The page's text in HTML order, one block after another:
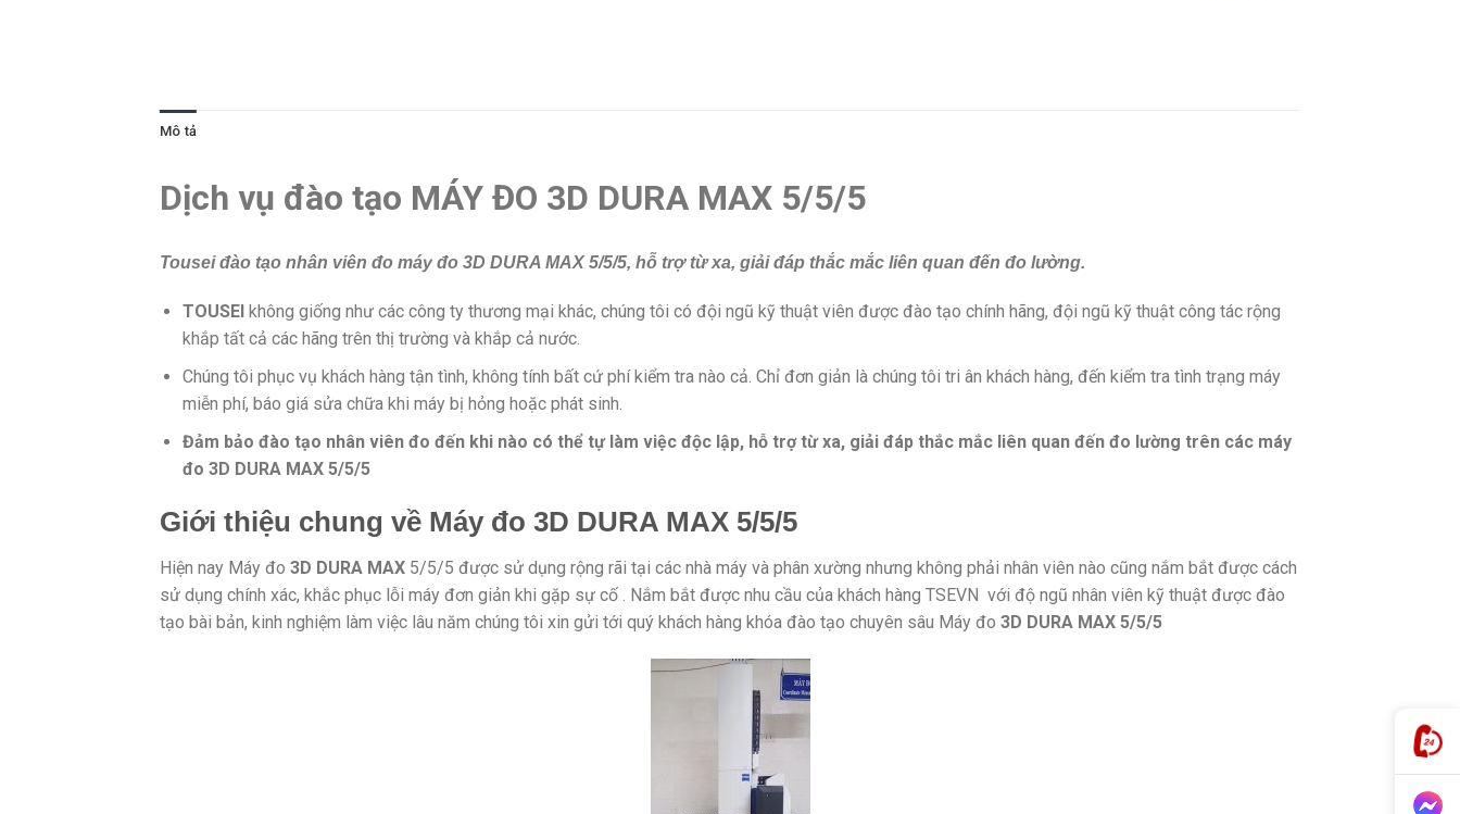
Mô tả
Dịch vụ đào tạo MÁY ĐO 3D DURA MAX 5/5/5
Tousei đào tạo nhân viên đo máy đo 3D DURA MAX 5/5/5, hỗ trợ từ xa, giải đáp thắc mắc liên quan đến đo lường.
TOUSEI không giống như các công ty thương mại khác, chúng tôi có đội ngũ kỹ thuật viên được đào tạo chính hãng, đội ngũ kỹ thuật công tác rộng
khắp tất cả các hãng trên thị trường và khắp cả nước.
Chúng tôi phục vụ khách hàng tận tình, không tính bất cứ phí kiểm tra nào cả. Chỉ đơn giản là chúng tôi tri ân khách hàng, đến kiểm tra tình trạng máy
miễn phí, báo giá sửa chữa khi máy bị hỏng hoặc phát sinh.
Đảm bảo đào tạo nhân viên đo đến khi nào có thể tự làm việc độc lập, hỗ trợ từ xa, giải đáp thắc mắc liên quan đến đo lường trên các máy
đo 3D DURA MAX 5/5/5
Giới thiệu chung về Máy đo 3D DURA MAX 5/5/5
Hiện nay Máy đo 3D DURA MAX 5/5/5 được sử dụng rộng rãi tại các nhà máy và phân xường nhưng không phải nhân viên nào cũng nắm bắt được cách
sử dụng chính xác, khắc phục lỗi máy đơn giản khi gặp sự cố . Nắm bắt được nhu cầu của khách hàng TSEVN với độ ngũ nhân viên kỹ thuật được đào
tạo bài bản, kinh nghiệm làm việc lâu năm chúng tôi xin gửi tới quý khách hàng khóa đào tạo chuyên sâu Máy đo 3D DURA MAX 5/5/5